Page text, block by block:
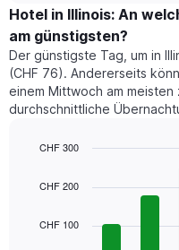
den
durchschnittlichen
Zimmerpreis
im
jeweiligen
Monat
an.
Diagramm
die
Hotel in Illinois: An
am günstigsten?
Der günstigste Tag, um in
(CHF 76). Andererseits
einem Mittwoch am
durchschnittliche
chart
bars.
CHF 100
CHF 200
CHF 300